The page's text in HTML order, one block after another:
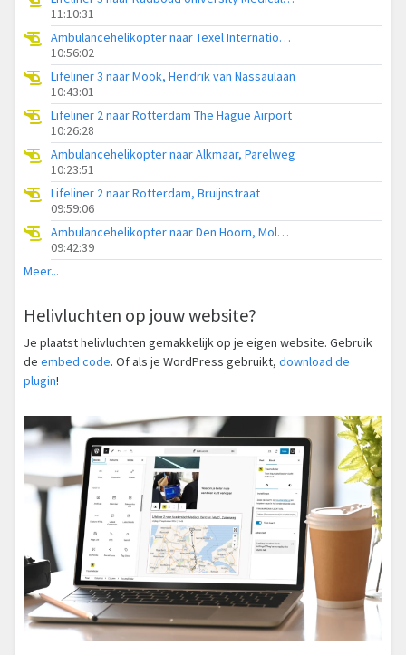
11:10:31
Ambulancehelikopter naar Texel International Airport
10:56:02
Lifeliner 3 naar Mook, Hendrik van Nassaulaan
10:43:01
Lifeliner 2 naar Rotterdam The Hague Airport
10:26:28
Ambulancehelikopter naar Alkmaar, Parelweg
10:23:51
Lifeliner 2 naar Rotterdam, Bruijnstraat
09:59:06
Ambulancehelikopter naar Den Hoorn, Molwerk
09:42:39
Meer...
Helivluchten op jouw website?
Je plaatst helivluchten gemakkelijk op je eigen website. Gebruik
de embed code. Of als je WordPress gebruikt, download de
plugin!